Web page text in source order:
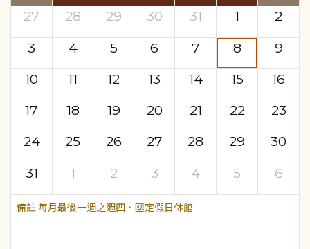
27 28 29 30 31 1
2
3
4 5 6 7 8
9
10
11 12 13 14 15
16
17
18 19 20 21 22
23
24
25 26 27 28 29
30
31
1 2 3 4 5 6
每月最後一週之週四、國定假日休館